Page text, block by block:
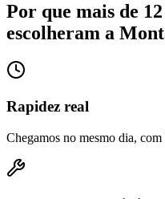
Por que mais de
escolheram a
Rapidez real
Chegamos no mesmo dia,